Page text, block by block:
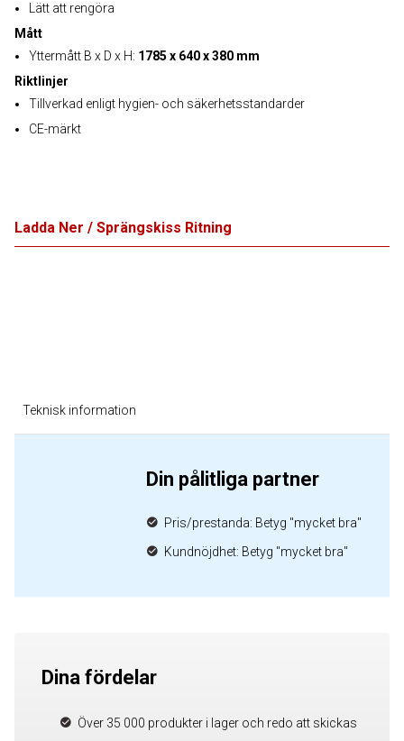
Lätt att rengöra
Mått
Yttermått B x D x H: 1785 x 640 x 380 mm
Riktlinjer
Tillverkad enligt hygien- och säkerhetsstandarder
CE-märkt
Ladda Ner / Sprängskiss Ritning
Teknisk information
Din pålitliga partner
Pris/prestanda: Betyg "mycket bra"
Kundnöjdhet: Betyg "mycket bra"
Dina fördelar
Över 35 000 produkter i lager och redo att skickas